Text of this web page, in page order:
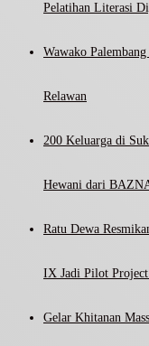
Pelatihan Literasi
Wawako
Relawan
200 Keluarga di
Hewani dari
Ratu Dewa
IX Jadi Pilot
Gelar Khitanan